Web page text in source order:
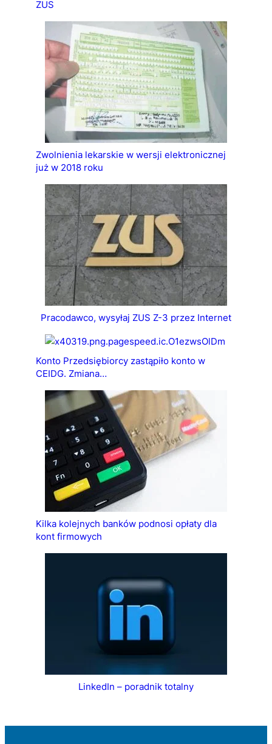
ZUS
Zwolnienia lekarskie w wersji elektronicznej
już w 2018 roku
Pracodawco, wysyłaj ZUS Z-3 przez Internet
Konto Przedsiębiorcy zastąpiło konto w
CEIDG. Zmiana…
Kilka kolejnych banków podnosi opłaty dla
kont firmowych
LinkedIn – poradnik totalny